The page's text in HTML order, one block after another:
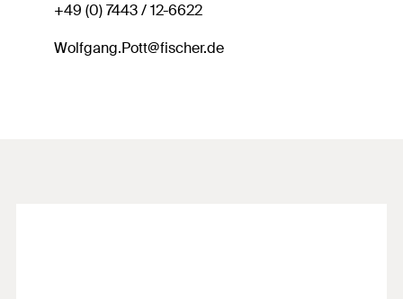
+49 (0) 7443 / 12-6622
Wolfgang.Pott@fischer.de